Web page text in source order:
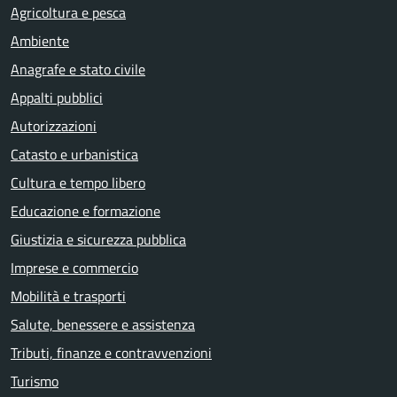
Agricoltura e pesca
Ambiente
Anagrafe e stato civile
Appalti pubblici
Autorizzazioni
Catasto e urbanistica
Cultura e tempo libero
Educazione e formazione
Giustizia e sicurezza pubblica
Imprese e commercio
Mobilità e trasporti
Salute, benessere e assistenza
Tributi, finanze e contravvenzioni
Turismo